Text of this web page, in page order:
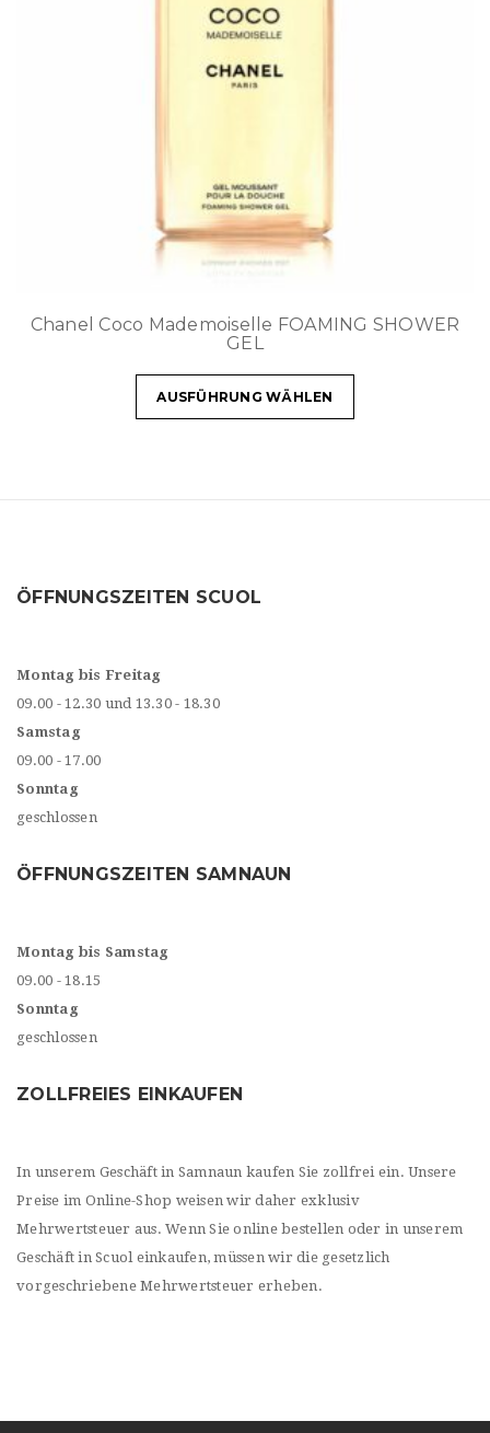
Chanel Coco Mademoiselle FOAMING SHOWER
GEL
AUSFÜHRUNG WÄHLEN
ÖFFNUNGSZEITEN SCUOL
Montag bis Freitag
09.00 - 12.30 und 13.30 - 18.30
Samstag
09.00 - 17.00
Sonntag
geschlossen
ÖFFNUNGSZEITEN SAMNAUN
Montag bis Samstag
09.00 - 18.15
Sonntag
geschlossen
ZOLLFREIES EINKAUFEN
In unserem Geschäft in Samnaun kaufen Sie zollfrei ein. Unsere
Preise im Online-Shop weisen wir daher exklusiv
Mehrwertsteuer aus. Wenn Sie online bestellen oder in unserem
Geschäft in Scuol einkaufen, müssen wir die gesetzlich
vorgeschriebene Mehrwertsteuer erheben.